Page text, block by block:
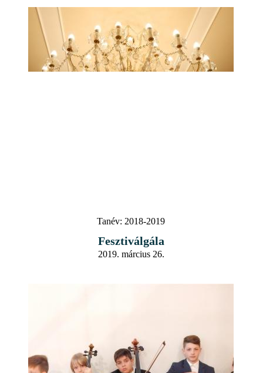
Tanév: 2018-2019
Fesztiválgála
2019. március 26.